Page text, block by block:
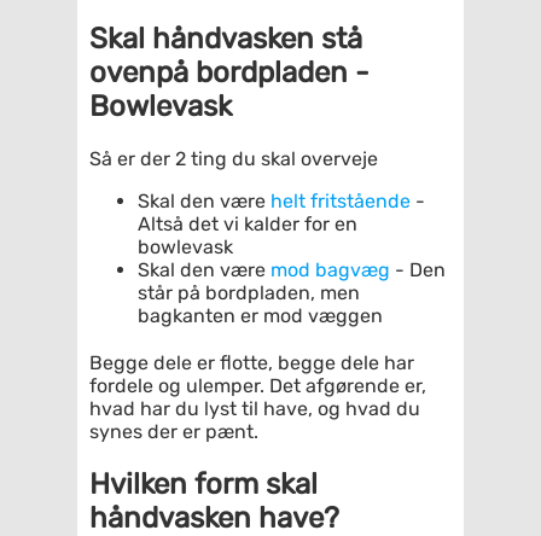
Skal håndvasken stå
ovenpå bordpladen -
Bowlevask
Så er der 2 ting du skal overveje
Skal den være helt fritstående -
Altså det vi kalder for en
bowlevask
Skal den være mod bagvæg - Den
står på bordpladen, men
bagkanten er mod væggen
Begge dele er flotte, begge dele har
fordele og ulemper. Det afgørende er,
hvad har du lyst til have, og hvad du
synes der er pænt.
Hvilken form skal
håndvasken have?